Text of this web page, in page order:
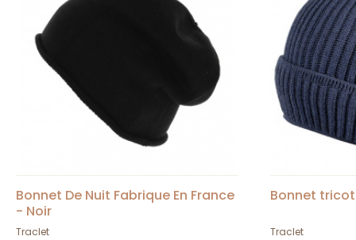
Bonnet De Nuit Fabrique En France
- Noir
Traclet
Bonnet
Traclet